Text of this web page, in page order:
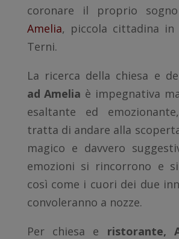
coronare il proprio sogno
Amelia, piccola cittadina in
Terni.
La ricerca della chiesa e
ad Amelia è impegnativa
esaltante ed
tratta di andare alla
magico e davvero
emozioni si rincorrono e
così come i cuori dei due
convoleranno a nozze.
Per chiesa e ristorante,